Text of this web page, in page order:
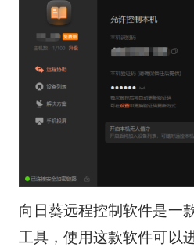
向日葵远程控制软件是一
工具，使用这款软件可以